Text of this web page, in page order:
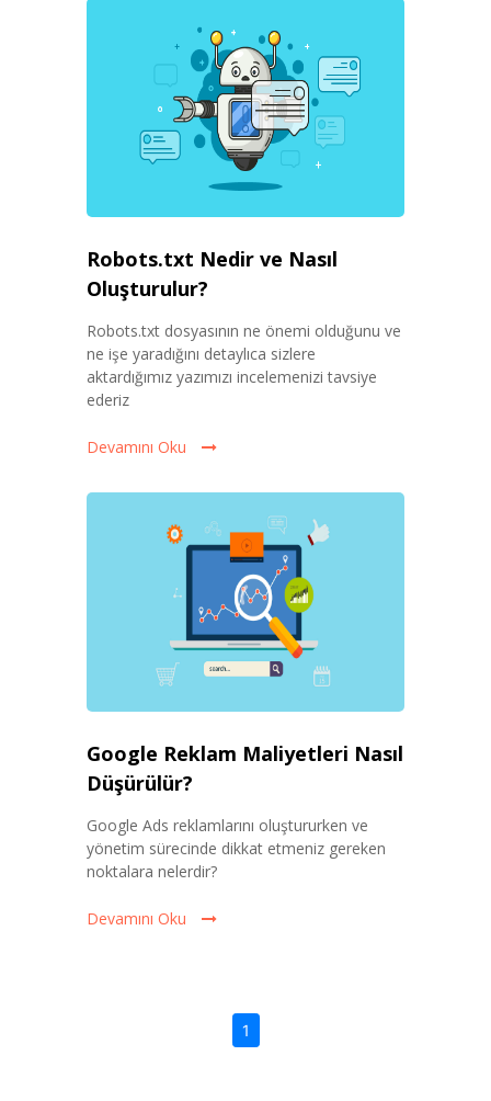
Robots.txt Nedir ve Nasıl
Oluşturulur?
Robots.txt dosyasının ne önemi olduğunu ve
ne işe yaradığını detaylıca sizlere
aktardığımız yazımızı incelemenizi tavsiye
ederiz
Devamını Oku
Google Reklam Maliyetleri Nasıl
Düşürülür?
Google Ads reklamlarını oluştururken ve
yönetim sürecinde dikkat etmeniz gereken
noktalara nelerdir?
Devamını Oku
1